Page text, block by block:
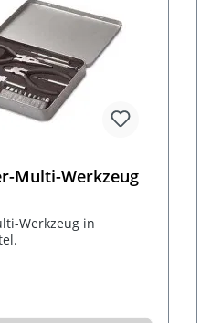
Multi-Werkzeug
Werkzeug in